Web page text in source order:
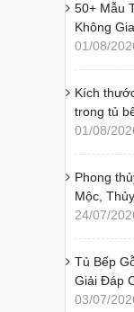
50+ Mẫu
Không
01/08/
Kích
trong tủ
01/08/
Phong
Mộc,
24/07/
Tủ Bếp
Giải Đáp
03/07/